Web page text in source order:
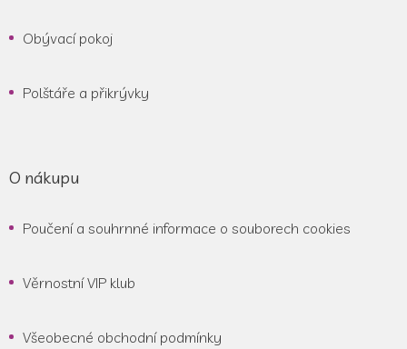
Obývací pokoj
Polštáře a přikrývky
O nákupu
Poučení a souhrnné informace o souborech cookies
Věrnostní VIP klub
Všeobecné obchodní podmínky